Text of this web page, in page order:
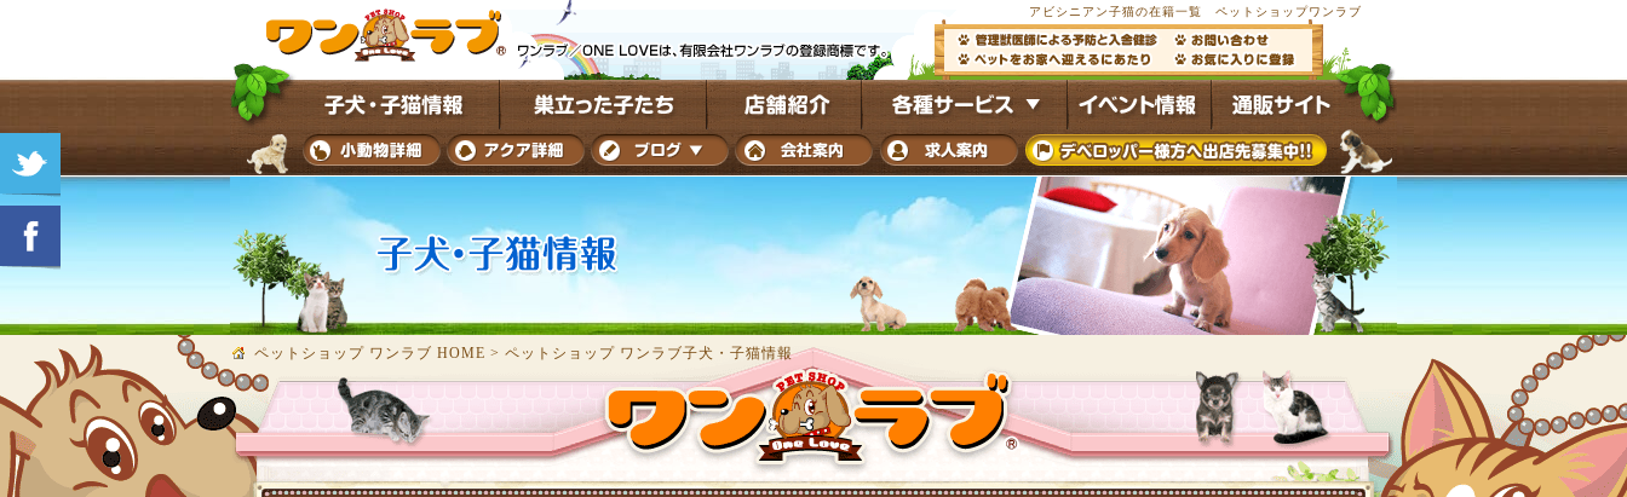
アビシニアン子猫の在籍一覧 ペットショップワンラブ
ペットショップ ワンラブ HOME > ペットショップ ワンラブ子犬・子猫情報